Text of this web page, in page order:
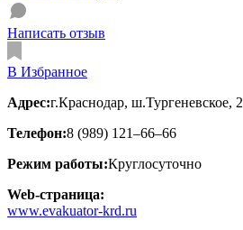
Написать отзыв
В Избранное
Адрес:г.Краснодар, ш.Тургеневское, 2
Телефон:8 (989) 121–66–66
Режим работы:Круглосуточно
Web-страница:
www.evakuator-krd.ru